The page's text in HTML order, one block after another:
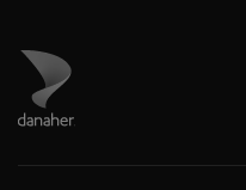
ダナハーのサイトにアクセス